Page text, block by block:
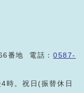
番地 電話：0587-
時。祝日(振替休日